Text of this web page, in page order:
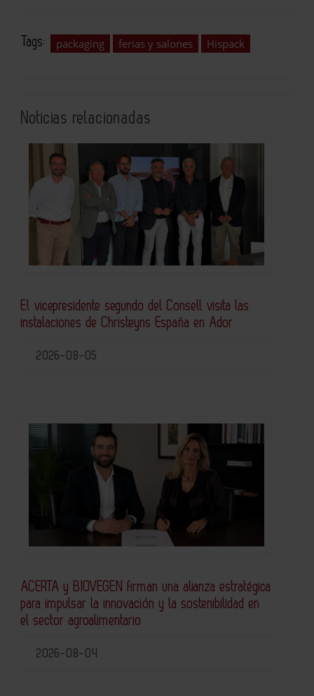
Tags: packaging ferias y salones Hispack
Noticias relacionadas
El vicepresidente segundo del Consell visita las
instalaciones de Christeyns España en Ador
2026-08-05
ACERTA y BIOVEGEN firman una alianza estratégica
para impulsar la innovación y la sostenibilidad en
el sector agroalimentario
2026-08-04